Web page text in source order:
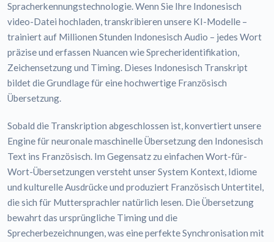
Spracherkennungstechnologie. Wenn Sie Ihre Indonesisch
video-Datei hochladen, transkribieren unsere KI-Modelle –
trainiert auf Millionen Stunden Indonesisch Audio – jedes Wort
präzise und erfassen Nuancen wie Sprecheridentifikation,
Zeichensetzung und Timing. Dieses Indonesisch Transkript
bildet die Grundlage für eine hochwertige Französisch
Übersetzung.
Sobald die Transkription abgeschlossen ist, konvertiert unsere
Engine für neuronale maschinelle Übersetzung den Indonesisch
Text ins Französisch. Im Gegensatz zu einfachen Wort-für-
Wort-Übersetzungen versteht unser System Kontext, Idiome
und kulturelle Ausdrücke und produziert Französisch Untertitel,
die sich für Muttersprachler natürlich lesen. Die Übersetzung
bewahrt das ursprüngliche Timing und die
Sprecherbezeichnungen, was eine perfekte Synchronisation mit